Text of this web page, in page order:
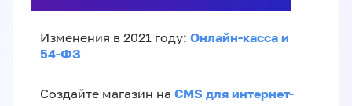
Изменения в 2021 году: Онлайн-касса и
54-ФЗ
Создайте магазин на CMS для интернет-